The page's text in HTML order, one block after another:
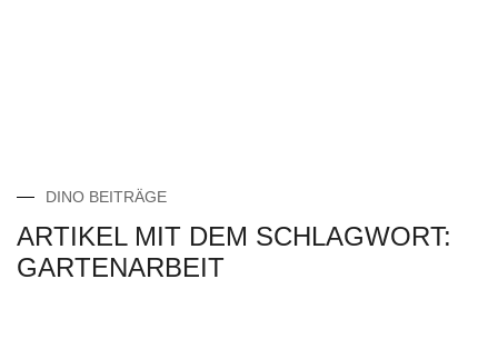
DINO BEITRÄGE
ARTIKEL MIT DEM SCHLAGWORT:
GARTENARBEIT